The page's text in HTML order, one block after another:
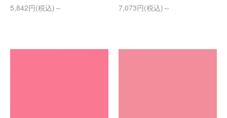
5,842円(税込)～
7,073円(税込)～